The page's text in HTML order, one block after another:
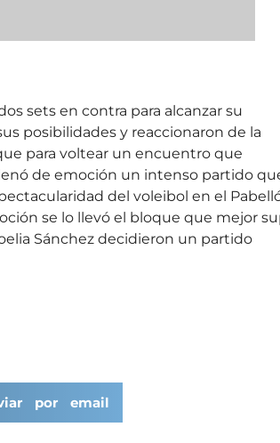
sets en contra para alcanzar su
posibilidades y reaccionaron de la
para voltear un encuentro que
de emoción un intenso partido
del voleibol en el
se lo llevó el bloque que mejor
Sánchez decidieron un partido
por email